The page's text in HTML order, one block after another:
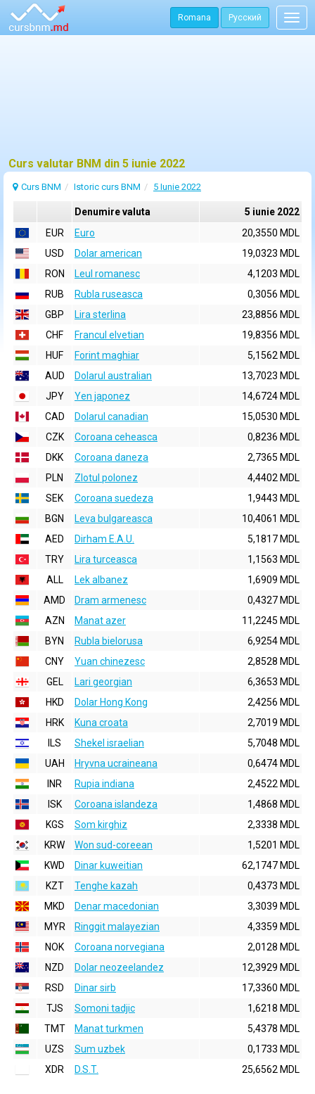
Romana Русский
Curs valutar BNM din 5 iunie 2022
Curs BNM Istoric curs BNM 5 Iunie 2022
Denumire valuta
5 iunie 2022
EUR
Euro
20,3550 MDL
USD
Dolar american
19,0323 MDL
RON
Leul romanesc
4,1203 MDL
RUB
Rubla ruseasca
0,3056 MDL
GBP
Lira sterlina
23,8856 MDL
CHF
Francul elvetian
19,8356 MDL
HUF
Forint maghiar
5,1562 MDL
AUD
Dolarul australian
13,7023 MDL
JPY
Yen japonez
14,6724 MDL
CAD
Dolarul canadian
15,0530 MDL
CZK
Coroana ceheasca
0,8236 MDL
DKK
Coroana daneza
2,7365 MDL
PLN
Zlotul polonez
4,4402 MDL
SEK
Coroana suedeza
1,9443 MDL
BGN
Leva bulgareasca
10,4061 MDL
AED
Dirham E.A.U.
5,1817 MDL
TRY
Lira turceasca
1,1563 MDL
ALL
Lek albanez
1,6909 MDL
AMD
Dram armenesc
0,4327 MDL
AZN
Manat azer
11,2245 MDL
BYN
Rubla bielorusa
6,9254 MDL
CNY
Yuan chinezesc
2,8528 MDL
GEL
Lari georgian
6,3653 MDL
HKD
Dolar Hong Kong
2,4256 MDL
HRK
Kuna croata
2,7019 MDL
ILS
Shekel israelian
5,7048 MDL
UAH
Hryvna ucraineana
0,6474 MDL
INR
Rupia indiana
2,4522 MDL
ISK
Coroana islandeza
1,4868 MDL
KGS
Som kirghiz
2,3338 MDL
KRW
Won sud-coreean
1,5201 MDL
KWD
Dinar kuweitian
62,1747 MDL
KZT
Tenghe kazah
0,4373 MDL
MKD
Denar macedonian
3,3039 MDL
MYR
Ringgit malayezian
4,3359 MDL
NOK
Coroana norvegiana
2,0128 MDL
NZD
Dolar neozeelandez
12,3929 MDL
RSD
Dinar sirb
17,3360 MDL
TJS
Somoni tadjic
1,6218 MDL
TMT
Manat turkmen
5,4378 MDL
UZS
Sum uzbek
0,1733 MDL
XDR
D.S.T. 25,6562 MDL